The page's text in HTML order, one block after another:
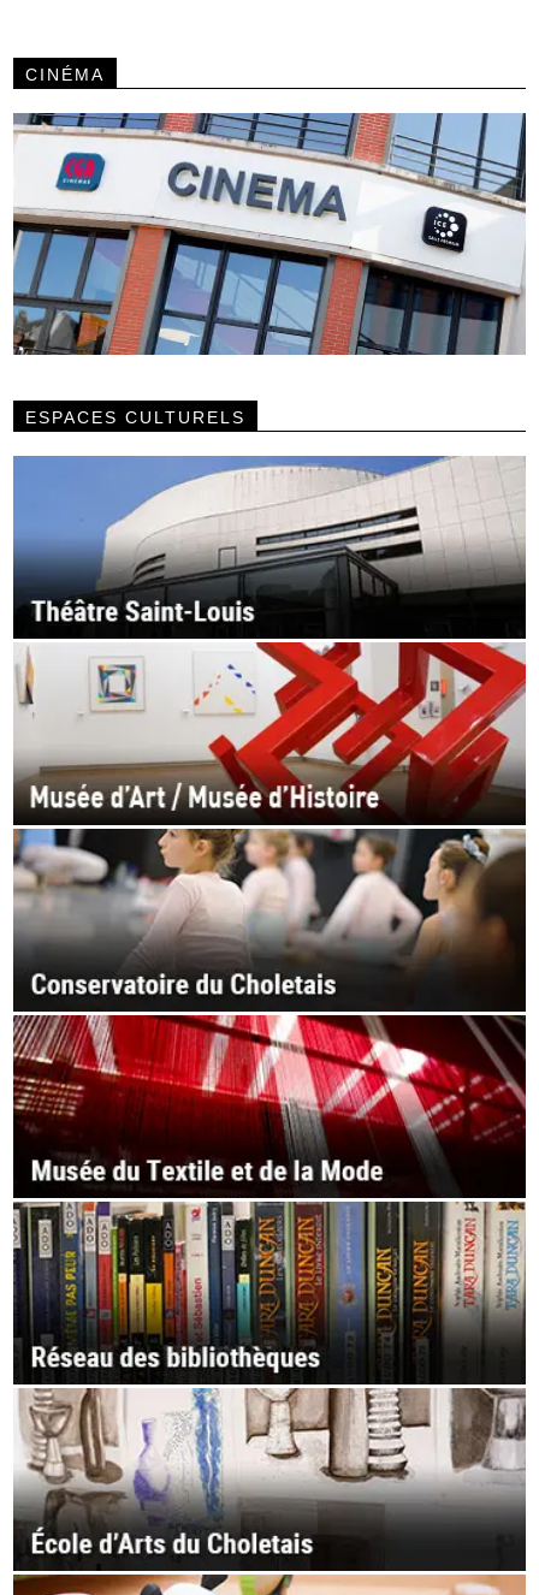
CINÉMA
ESPACES CULTURELS